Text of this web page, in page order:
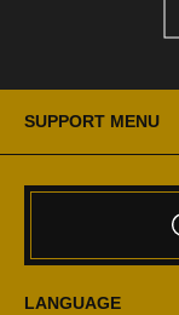
SUPPORT MENU
LANGUAGE